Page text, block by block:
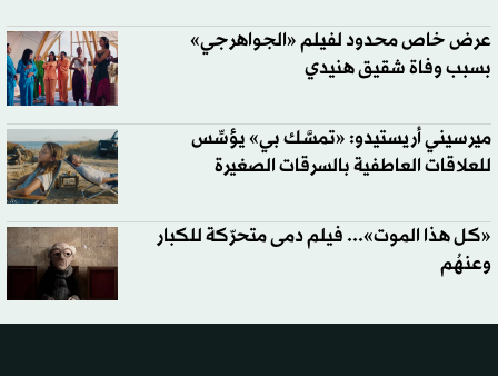
عرض خاص محدود لفيلم «الجواهرجي»
بسبب وفاة شقيق هنيدي
ميرسيني أريستيدو: «تمسَّك بي» يؤسِّس
للعلاقات العاطفية بالسرقات الصغيرة
«كل هذا الموت»... فيلم دمى متحرّكة للكبار
وعنهُم